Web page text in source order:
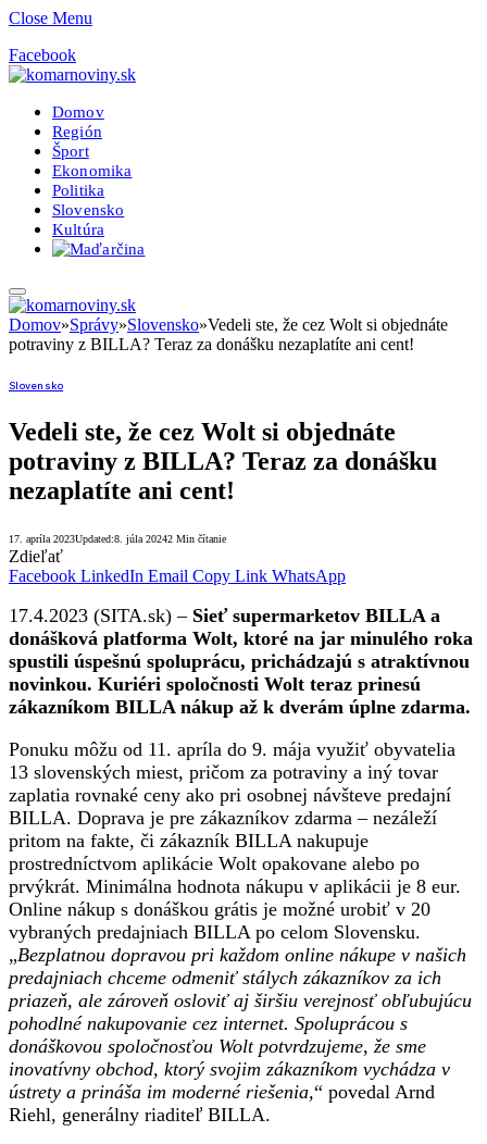
Close Menu
Facebook
Domov
Región
Šport
Ekonomika
Politika
Slovensko
Kultúra
Domov»Správy»Slovensko»Vedeli ste, že cez Wolt si objednáte
potraviny z BILLA? Teraz za donášku nezaplatíte ani cent!
Slovensko
Vedeli ste, že cez Wolt si objednáte
potraviny z BILLA? Teraz za donášku
nezaplatíte ani cent!
17. apríla 2023Updated:8. júla 20242 Min čítanie
Zdieľať
Facebook LinkedIn Email Copy Link WhatsApp
17.4.2023 (SITA.sk) – Sieť supermarketov BILLA a
donášková platforma Wolt, ktoré na jar minulého roka
spustili úspešnú spoluprácu, prichádzajú s atraktívnou
novinkou. Kuriéri spoločnosti Wolt teraz prinesú
zákazníkom BILLA nákup až k dverám úplne zdarma.
Ponuku môžu od 11. apríla do 9. mája využiť obyvatelia
13 slovenských miest, pričom za potraviny a iný tovar
zaplatia rovnaké ceny ako pri osobnej návšteve predajní
BILLA. Doprava je pre zákazníkov zdarma – nezáleží
pritom na fakte, či zákazník BILLA nakupuje
prostredníctvom aplikácie Wolt opakovane alebo po
prvýkrát. Minimálna hodnota nákupu v aplikácii je 8 eur.
Online nákup s donáškou grátis je možné urobiť v 20
vybraných predajniach BILLA po celom Slovensku.
„Bezplatnou dopravou pri každom online nákupe v našich
predajniach chceme odmeniť stálych zákazníkov za ich
priazeň, ale zároveň osloviť aj širšiu verejnosť obľubujúcu
pohodlné nakupovanie cez internet. Spoluprácou s
donáškovou spoločnosťou Wolt potvrdzujeme, že sme
inovatívny obchod, ktorý svojim zákazníkom vychádza v
ústrety a prináša im moderné riešenia,“ povedal Arnd
Riehl, generálny riaditeľ BILLA.